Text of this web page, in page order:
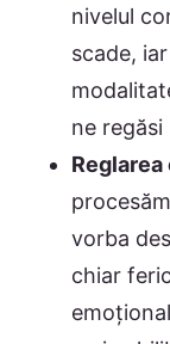
nivelul
scade,
ne
vorba
chiar